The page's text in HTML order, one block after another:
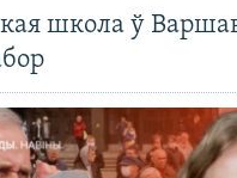
школа ў